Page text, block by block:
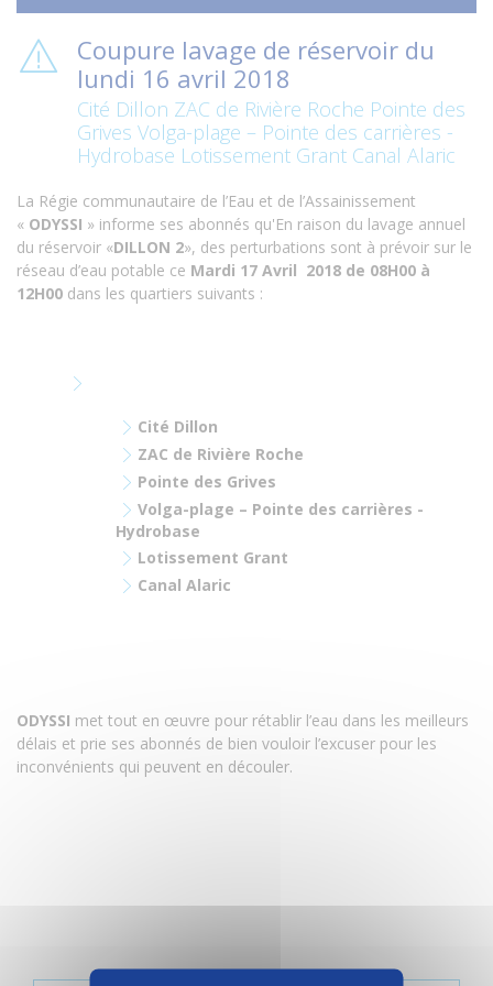
Coupure lavage de réservoir du
lundi 16 avril 2018
Cité Dillon ZAC de Rivière Roche Pointe des
Grives Volga-plage – Pointe des carrières -
Hydrobase Lotissement Grant Canal Alaric
La Régie communautaire de l’Eau et de l’Assainissement
« ODYSSI » informe ses abonnés qu'En raison du lavage annuel
du réservoir «DILLON 2», des perturbations sont à prévoir sur le
réseau d’eau potable ce Mardi 17 Avril 2018 de 08H00 à
12H00 dans les quartiers suivants :
Cité Dillon
ZAC de Rivière Roche
Pointe des Grives
Volga-plage – Pointe des carrières -
Hydrobase
Lotissement Grant
Canal Alaric
ODYSSI met tout en œuvre pour rétablir l’eau dans les meilleurs
délais et prie ses abonnés de bien vouloir l’excuser pour les
inconvénients qui peuvent en découler.